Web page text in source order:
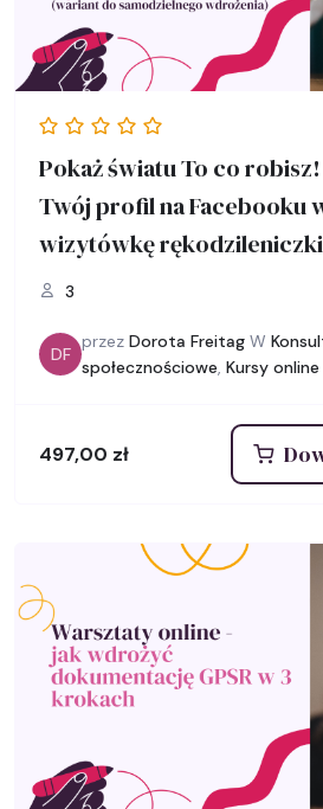
Pokaż światu To co
Twój profil na Facebooku
wizytówkę
3
DF
przez Dorota Freitag W
społecznościowe Kursy online
497,00 zł